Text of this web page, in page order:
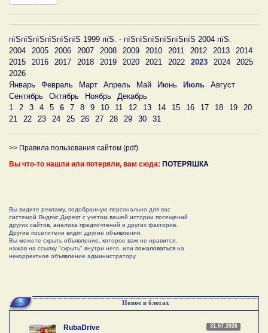
пїЅпїЅпїЅпїЅпїЅпїЅ 1999 пїЅ. - пїЅпїЅпїЅпїЅпїЅпїЅ 2004 пїЅ.
2004
2005 2006 2007 2008 2009 2010 2011 2012 2013
2014
2015
2016 2017 2018 2019 2020 2021 2022 2023 2024
2025
2026
Январь
Февраль Март Апрель Май Июнь Июль
Август
Сентябрь
Октябрь Ноябрь
Декабрь
1
2 3 4 5 6 7 8 9 10 11 12 13 14 15 16 17 18 19
20
21
22 23 24 25 26 27 28 29 30 31
>> Правила пользования сайтом (pdf)
Вы что-то нашли или потеряли, вам сюда: ПОТЕРЯШКА
Вы видите рекламу, подобранную персонально для вас
системой Яндекс.Директ с учетом вашей истории посещений
других сайтов, анализа предпочтений и других факторов.
Другие посетители видят другие объявления.
Вы можете скрыть объявление, которое вам не нравится,
нажав на ссылку "скрыть" внутри него, или пожаловаться на
некорректное объявление администратору
Новое в блогах
31.07.2026
RubaDrive